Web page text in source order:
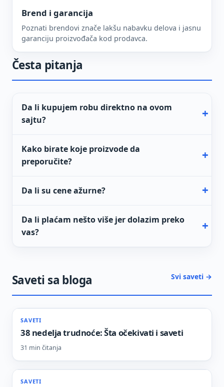
Brend i garancija
Poznati brendovi znače lakšu nabavku delova i jasnu
garanciju proizvođača kod prodavca.
Česta pitanja
Da li kupujem robu direktno na ovom
sajtu?
Kako birate koje proizvode da
preporučite?
Da li su cene ažurne?
Da li plaćam nešto više jer dolazim preko
vas?
Saveti sa bloga Svi saveti →
SAVETI
38 nedelja trudnoće: Šta očekivati i saveti
31 min čitanja
SAVETI